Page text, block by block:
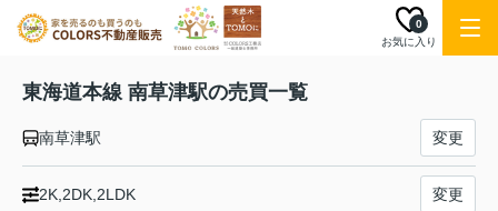
お気に入り
0
東海道本線 南草津駅の売買一覧
南草津駅 変更
2K,2DK,2LDK 変更